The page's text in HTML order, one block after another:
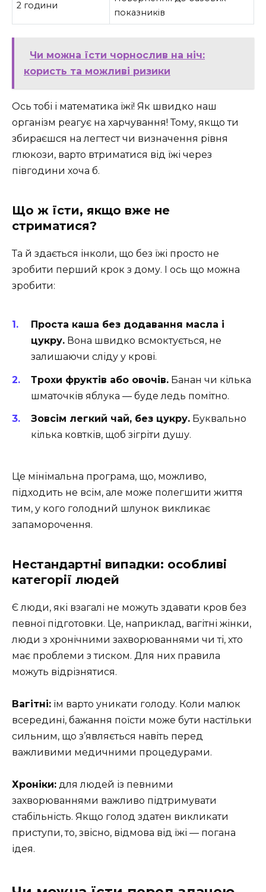
2 години
показників
Чи можна їсти чорнослив на ніч:
користь та можливі ризики
Ось тобі і математика їжі! Як швидко наш
організм реагує на харчування! Тому, якщо ти
збираєшся на легтест чи визначення рівня
глюкози, варто втриматися від їжі через
півгодини хоча б.
Що ж їсти, якщо вже не
стриматися?
Та й здається інколи, що без їжі просто не
зробити перший крок з дому. І ось що можна
зробити:
Проста каша без додавання масла і
цукру. Вона швидко всмоктується, не
залишаючи сліду у крові.
Трохи фруктів або овочів. Банан чи кілька
шматочків яблука — буде ледь помітно.
Зовсім легкий чай, без цукру. Буквально
кілька ковтків, щоб зігріти душу.
Це мінімальна програма, що, можливо,
підходить не всім, але може полегшити життя
тим, у кого голодний шлунок викликає
запаморочення.
Нестандартні випадки: особливі
категорії людей
Є люди, які взагалі не можуть здавати кров без
певної підготовки. Це, наприклад, вагітні жінки,
люди з хронічними захворюваннями чи ті, хто
має проблеми з тиском. Для них правила
можуть відрізнятися.
Вагітні: їм варто уникати голоду. Коли малюк
всередині, бажання поїсти може бути настільки
сильним, що з’являється навіть перед
важливими медичними процедурами.
Хроніки: для людей із певними
захворюваннями важливо підтримувати
стабільність. Якщо голод здатен викликати
приступи, то, звісно, відмова від їжі — погана
ідея.